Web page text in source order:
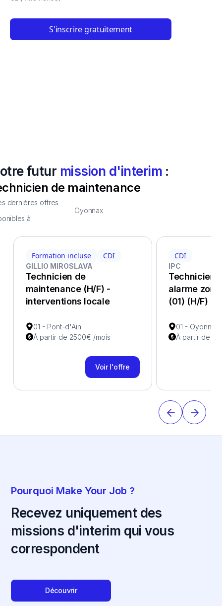
S'inscrire gratuitement
futur mission d'interim :
de maintenance
dernières offres
à
Oyonnax
CDI
Formation incluse
GILLIO MIROSLAVA
Technicien de
maintenance (H/F) -
interventions locale
01 - Pont-d'Ain
À partir de 2500€ /mois
Voir l'offre
CDI
IPC
Technicien
alarme zone
(01) (H/F)
01 - Oyonnax
À partir de
Pourquoi Make Your Job ?
Recevez uniquement des
missions d'interim qui vous
correspondent
Découvrir